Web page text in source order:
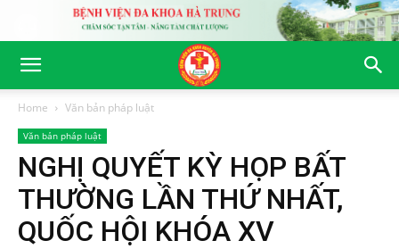
Home Văn bản pháp luật
Văn bản pháp luật
NGHỊ QUYẾT KỲ HỌP BẤT
THƯỜNG LẦN THỨ NHẤT,
QUỐC HỘI KHÓA XV